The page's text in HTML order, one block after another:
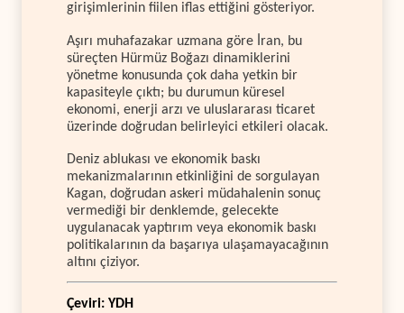
girişimlerinin fiilen iflas ettiğini gösteriyor.
Aşırı muhafazakar uzmana göre İran, bu
süreçten Hürmüz Boğazı dinamiklerini
yönetme konusunda çok daha yetkin bir
kapasiteyle çıktı; bu durumun küresel
ekonomi, enerji arzı ve uluslararası ticaret
üzerinde doğrudan belirleyici etkileri olacak.
Deniz ablukası ve ekonomik baskı
mekanizmalarının etkinliğini de sorgulayan
Kagan, doğrudan askeri müdahalenin sonuç
vermediği bir denklemde, gelecekte
uygulanacak yaptırım veya ekonomik baskı
politikalarının da başarıya ulaşamayacağının
altını çiziyor.
Çeviri: YDH